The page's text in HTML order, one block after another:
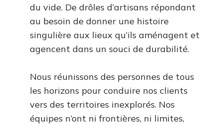
du vide. De drôles d’artisans répondant
au besoin de donner une histoire
singulière aux lieux qu’ils aménagent et
agencent dans un souci de durabilité.
Nous réunissons des personnes de tous
les horizons pour conduire nos clients
vers des territoires inexplorés. Nos
équipes n’ont ni frontières, ni limites,